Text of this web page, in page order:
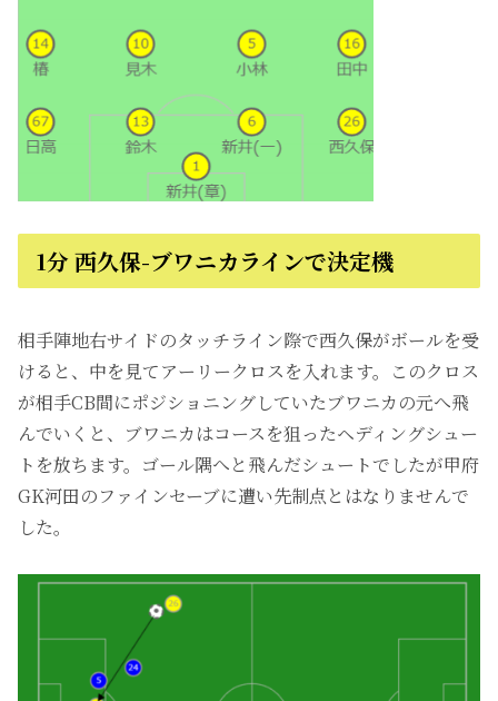
1分 西久保-ブワニカラインで決定機
相手陣地右サイドのタッチライン際で西久保がボールを受
けると、中を見てアーリークロスを入れます。このクロス
が相手CB間にポジショニングしていたブワニカの元へ飛
んでいくと、ブワニカはコースを狙ったヘディングシュー
トを放ちます。ゴール隅へと飛んだシュートでしたが甲府
GK河田のファインセーブに遭い先制点とはなりませんで
した。